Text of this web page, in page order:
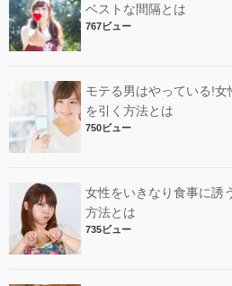
ベストな間隔とは
767ビュー
モテる男はやっている!
を引く方法とは
750ビュー
女性をいきなり食事に誘
方法とは
735ビュー